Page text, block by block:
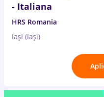
- Italiana
HRS Romania
Iași (Iași)